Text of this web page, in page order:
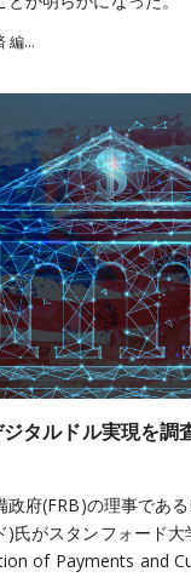
あたらしい経済 編集部
ジタルドル実現を調
政府(FRB)の理事であ
)氏がスタンフォード
of Payments and